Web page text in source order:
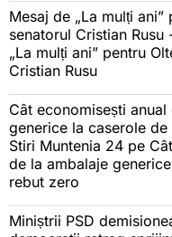
Mesaj de „La mulți
senatorul Cristian
„La mulți ani” pentru
Cristian Rusu
Cât economisești
generice la caserole
Stiri Muntenia 24 pe
de la ambalaje
rebut zero
Miniștrii PSD